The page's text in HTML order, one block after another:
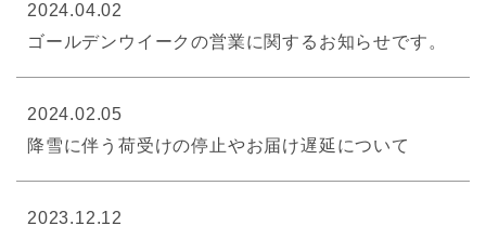
2024.04.02
ゴールデンウイークの営業に関するお知らせです。
2024.02.05
降雪に伴う荷受けの停止やお届け遅延について
2023.12.12